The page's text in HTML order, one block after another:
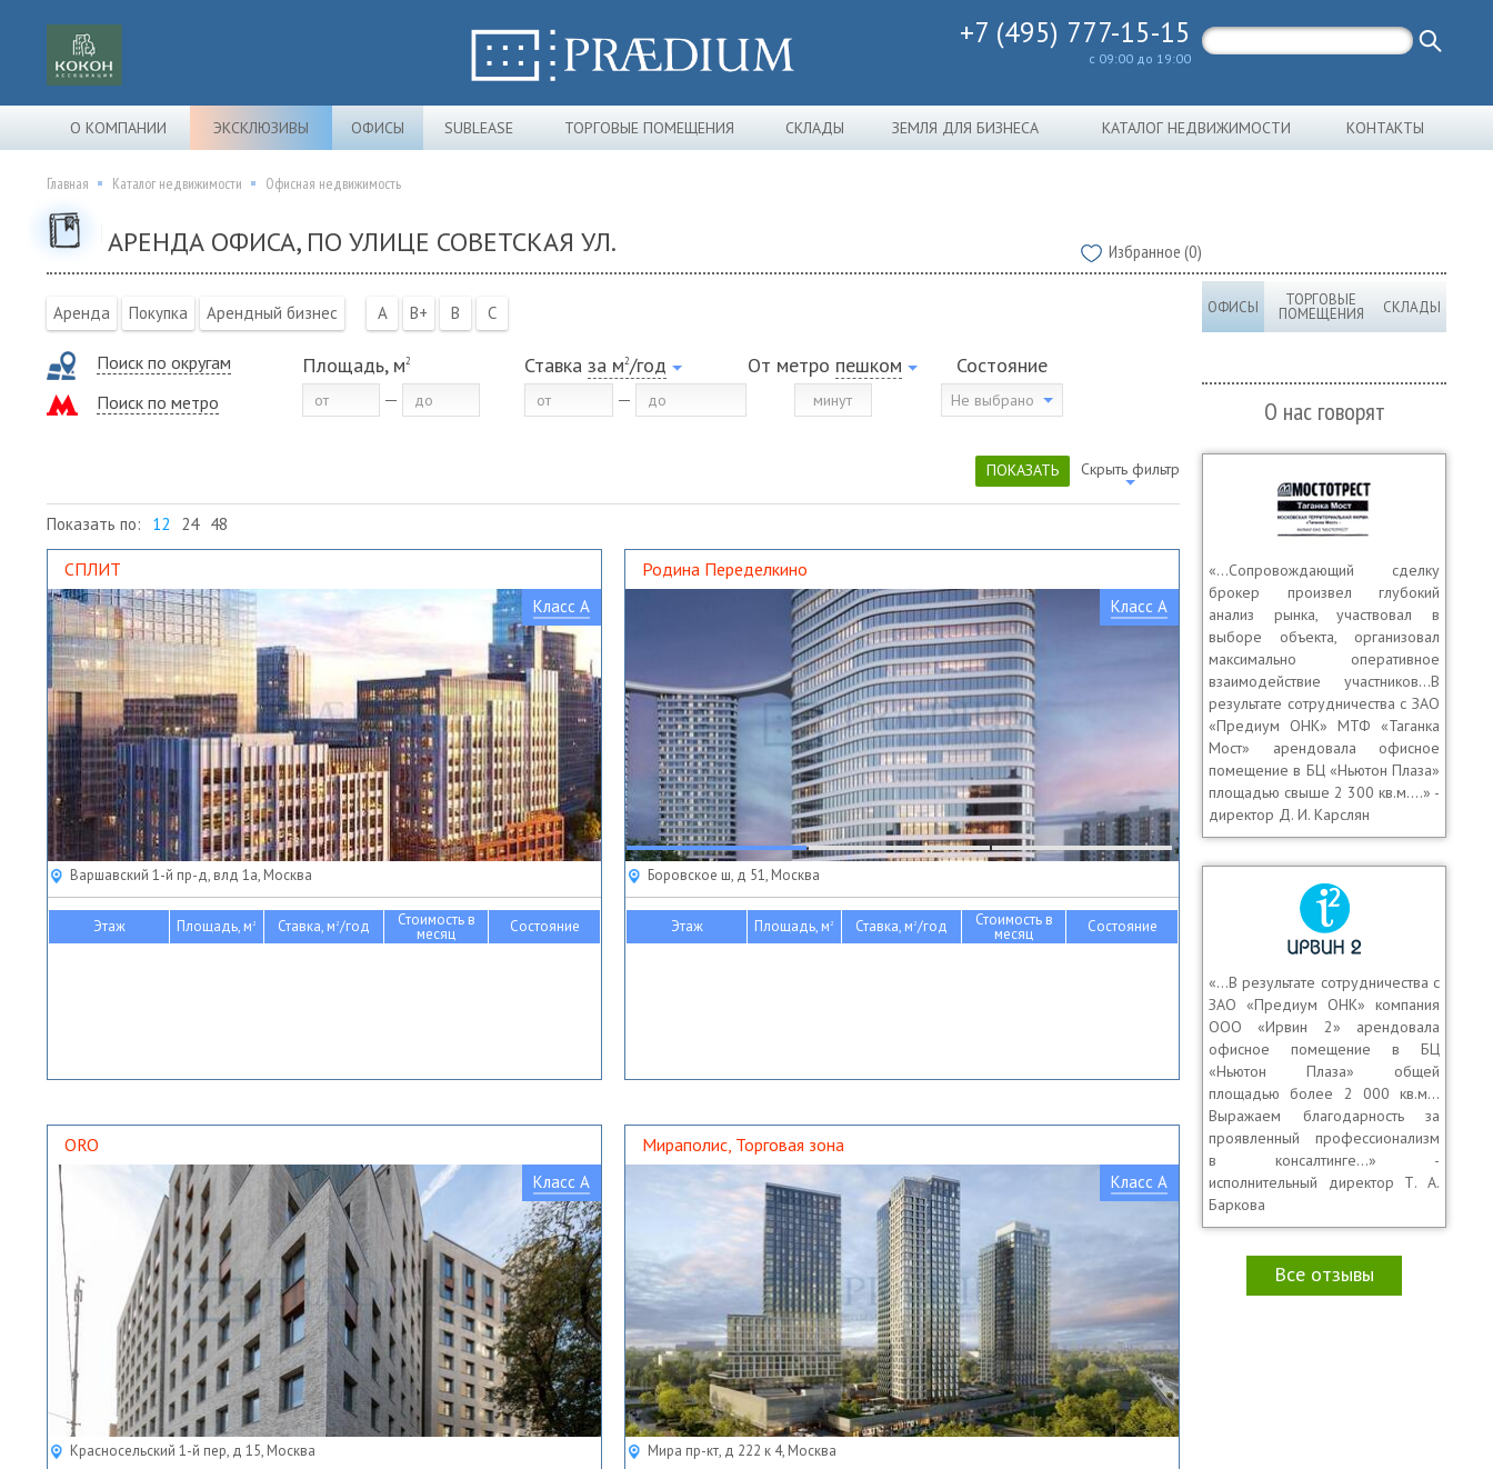
+7 (495) 777-15-15
с 09:00 до 19:00
О КОМПАНИИ ЭКСКЛЮЗИВЫ ОФИСЫ SUBLEASE ТОРГОВЫЕ ПОМЕЩЕНИЯ СКЛАДЫ ЗЕМЛЯ ДЛЯ БИЗНЕСА КАТАЛОГ НЕДВИЖИМОСТИ КОНТАКТЫ
Главная Каталог недвижимости Офисная недвижимость
АРЕНДА ОФИСА, ПО УЛИЦЕ СОВЕТСКАЯ УЛ. Избранное (0)
Аренда Покупка Арендный бизнес A B+ B C
Поиск по округам
Поиск по метро
Площадь, м2 Ставка за м2/год От метро пешком Состояние
Не выбрано
ПОКАЗАТЬ Скрыть фильтр
Показать по: 12 24 48
СПЛИТ
Класс A
Варшавский 1-й пр-д, влд 1а, Москва
Этаж Площадь, м2 Ставка, м2/год Стоимость в
месяц Состояние
Родина Переделкино
Класс A
Боровское ш, д 51, Москва
Этаж Площадь, м2 Ставка, м2/год Стоимость в
месяц Состояние
ORO
Класс A
Красносельский 1-й пер, д 15, Москва
Мираполис, Торговая зона
Класс A
Мира пр-кт, д 222 к 4, Москва
ОФИСЫ ТОРГОВЫЕ
ПОМЕЩЕНИЯ СКЛАДЫ
О нас говорят
«…Сопровождающий сделку
брокер произвел глубокий
анализ рынка, участвовал в
выборе объекта, организовал
максимально оперативное
взаимодействие участников…В
результате сотрудничества с ЗАО
«Предиум ОНК» МТФ «Таганка
Мост» арендовала офисное
помещение в БЦ «Ньютон Плаза»
площадью свыше 2 300 кв.м.…» -
директор Д. И. Карслян
«…В результате сотрудничества с
ЗАО «Предиум ОНК» компания
ООО «Ирвин 2» арендовала
офисное помещение в БЦ
«Ньютон Плаза» общей
площадью более 2 000 кв.м…
Выражаем благодарность за
проявленный профессионализм
в консалтинге…» -
исполнительный директор Т. А.
Баркова
Все отзывы